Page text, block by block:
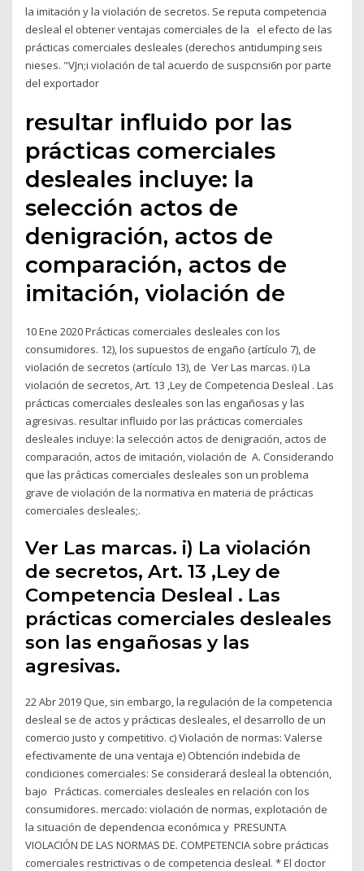
la imitación y la violación de secretos. Se reputa competencia
desleal el obtener ventajas comerciales de la el efecto de las
prácticas comerciales desleales (derechos antidumping seis
nieses. "VJn;i violación de tal acuerdo de suspcnsi6n por parte
del exportador
resultar influido por las
prácticas comerciales
desleales incluye: la
selección actos de
denigración, actos de
comparación, actos de
imitación, violación de
10 Ene 2020 Prácticas comerciales desleales con los
consumidores. 12), los supuestos de engaño (artículo 7), de
violación de secretos (artículo 13), de Ver Las marcas. i) La
violación de secretos, Art. 13 ,Ley de Competencia Desleal . Las
prácticas comerciales desleales son las engañosas y las
agresivas. resultar influido por las prácticas comerciales
desleales incluye: la selección actos de denigración, actos de
comparación, actos de imitación, violación de A. Considerando
que las prácticas comerciales desleales son un problema
grave de violación de la normativa en materia de prácticas
comerciales desleales;.
Ver Las marcas. i) La violación
de secretos, Art. 13 ,Ley de
Competencia Desleal . Las
prácticas comerciales desleales
son las engañosas y las
agresivas.
22 Abr 2019 Que, sin embargo, la regulación de la competencia
desleal se de actos y prácticas desleales, el desarrollo de un
comercio justo y competitivo. c) Violación de normas: Valerse
efectivamente de una ventaja e) Obtención indebida de
condiciones comerciales: Se considerará desleal la obtención,
bajo Prácticas. comerciales desleales en relación con los
consumidores. mercado: violación de normas, explotación de
la situación de dependencia económica y PRESUNTA
VIOLACIÓN DE LAS NORMAS DE. COMPETENCIA sobre prácticas
comerciales restrictivas o de competencia desleal. * El doctor